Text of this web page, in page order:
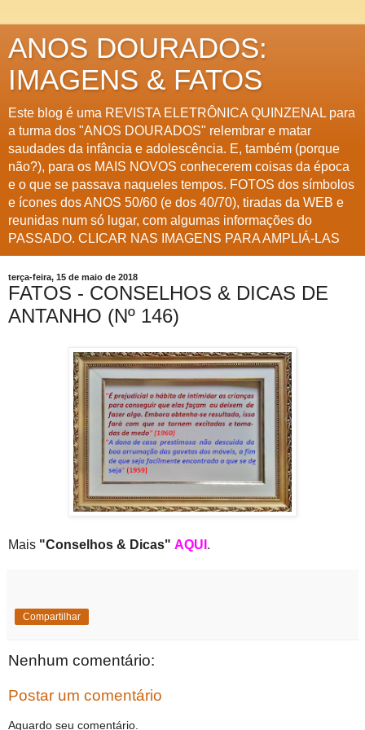
ANOS DOURADOS:
IMAGENS & FATOS
Este blog é uma REVISTA ELETRÔNICA QUINZENAL para
a turma dos "ANOS DOURADOS" relembrar e matar
saudades da infância e adolescência. E, também (porque
não?), para os MAIS NOVOS conhecerem coisas da época
e o que se passava naqueles tempos. FOTOS dos símbolos
e ícones dos ANOS 50/60 (e dos 40/70), tiradas da WEB e
reunidas num só lugar, com algumas informações do
PASSADO. CLICAR NAS IMAGENS PARA AMPLIÁ-LAS
terça-feira, 15 de maio de 2018
FATOS - CONSELHOS & DICAS DE
ANTANHO (Nº 146)
Mais "Conselhos & Dicas" AQUI .
Compartilhar
Nenhum comentário:
Postar um comentário
Aguardo seu comentário.